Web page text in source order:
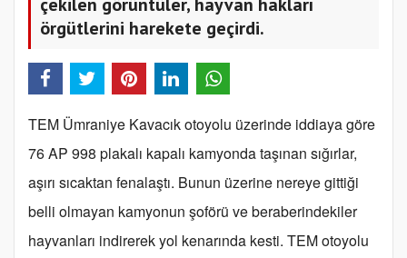
çekilen görüntüler, hayvan hakları
örgütlerini harekete geçirdi.
TEM Ümraniye Kavacık otoyolu üzerinde iddiaya göre
76 AP 998 plakalı kapalı kamyonda taşınan sığırlar,
aşırı sıcaktan fenalaştı. Bunun üzerine nereye gittiği
belli olmayan kamyonun şoförü ve beraberindekiler
hayvanları indirerek yol kenarında kesti. TEM otoyolu